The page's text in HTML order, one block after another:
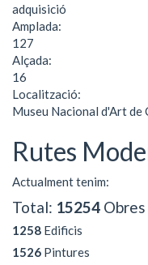
adquisició
Amplada:
127
Alçada:
16
Localització:
Museu Nacional d'Art de
Rutes
Actualment tenim:
Total: 15254 Obres
1258 Edificis
1526 Pintures